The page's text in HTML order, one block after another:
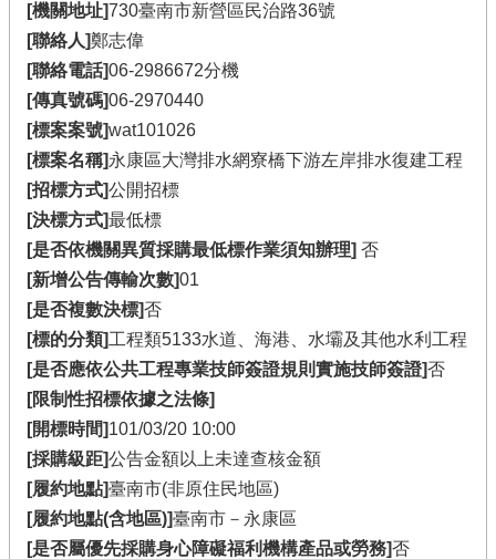
[機關地址]730臺南市新營區民治路36號
[聯絡人]鄭志偉
[聯絡電話]06-2986672分機
[傳真號碼]06-2970440
[標案案號]wat101026
[標案名稱]永康區大灣排水網寮橋下游左岸排水復建工程
[招標方式]公開招標
[決標方式]最低標
[是否依機關異質採購最低標作業須知辦理] 否
[新增公告傳輸次數]01
[是否複數決標]否
[標的分類]工程類5133水道、海港、水壩及其他水利工程
[是否應依公共工程專業技師簽證規則實施技師簽證]否
[限制性招標依據之法條]
[開標時間]101/03/20 10:00
[採購級距]公告金額以上未達查核金額
[履約地點]臺南市(非原住民地區)
[履約地點(含地區)]臺南市－永康區
[是否屬優先採購身心障礙福利機構產品或勞務]否